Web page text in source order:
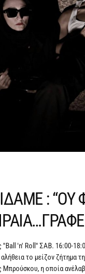
: “ΟΥ
'n' Roll" ΣΑΒ. 16:00-
το μείζον ζήτημα
Μπρούσκου, η οποία